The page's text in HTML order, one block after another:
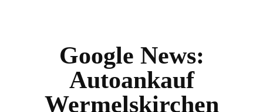
Google News:
Autoankauf
Wermelskirchen